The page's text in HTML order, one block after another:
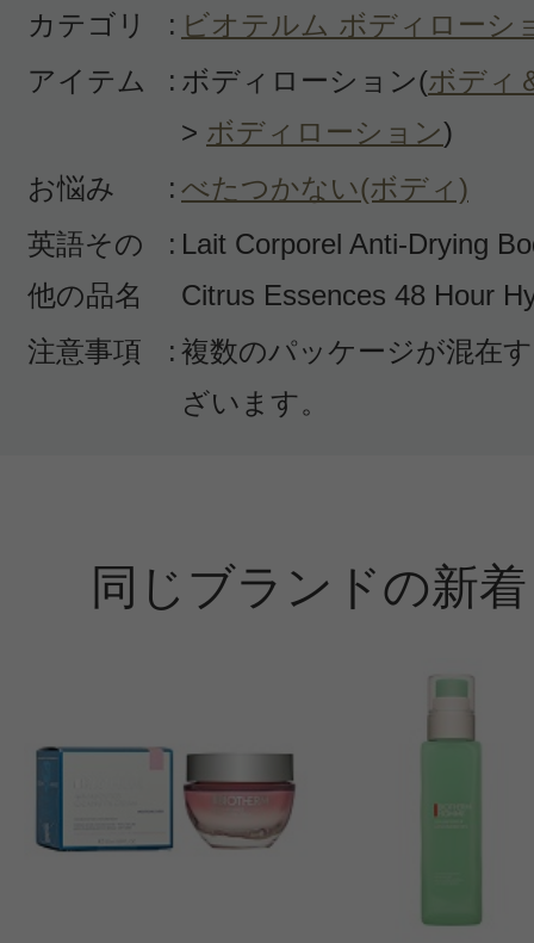
っていて、そちらの保湿効果が物凄
初めは物足りないかな？と思ってい
毎日使っているとクラランスには劣
かり潤ってきたので良かったです。
投稿日：2015年01月
すべての2件のクチコミを見る
カテゴリ
: ビオテルム ボディローシ
アイテム
: ボディローション(ボディ
> ボディローション)
お悩み
: べたつかない(ボディ)
英語その
他の品名
: Lait Corporel Anti-Drying
Citrus Essences 48 Hour
注意事項
: 複数のパッケージが混在
ざいます。
同じブランドの新